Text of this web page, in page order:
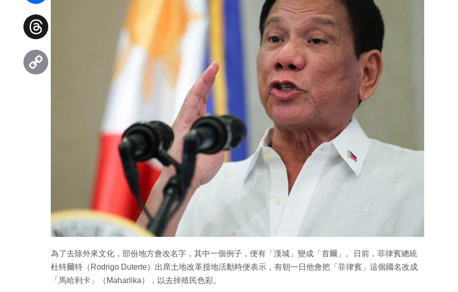
為了去除外來文化，部份地方會改名字，其中一個例子，便有「漢城」變成「首爾」。日前，菲律賓總統
杜特爾特（Rodrigo Duterte）出席土地改革授地活動時便表示，有朝一日他會把「菲律賓」這個國名改成
「馬哈利卡」（Maharlika），以去掉殖民色彩。
Facebook
Threads